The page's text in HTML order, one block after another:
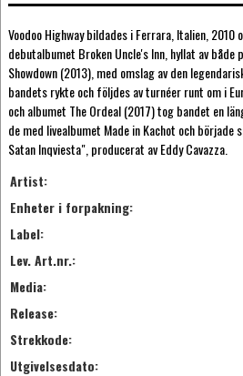
Voodoo Highway bildades i Ferrara, Italien,
debutalbumet Broken Uncle's Inn, hyllat av
Showdown (2013), med omslag av den
bandets rykte och följdes av turnéer runt om i
och albumet The Ordeal (2017) tog bandet en
de med livealbumet Made in Kachot och började
Satan Inqviesta", producerat av Eddy Cavazza.
Artist:
Enheter i forpakning:
Label:
Lev. Art.nr.:
Media:
Release:
Strekkode:
Utgivelsesdato: